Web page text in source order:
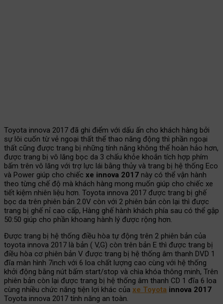
Toyota innova 2017 đã ghi điểm với dấu ấn cho khách hàng bởi
sự lôi cuốn từ vẻ ngoại thất thể thao năng động thì phần ngoại
thất cũng được trang bị những tính năng không thể hoàn hảo hơn,
được trang bị vô lăng bọc da 3 chấu khỏe khoắn tích hợp phím
bấm trên vô lăng với trợ lực lái bằng thủy và trang bị hệ thống Eco
và Power giúp cho chiếc xe innova 2017 này có thể vận hành
theo từng chế độ mà khách hàng mong muốn giúp cho chiếc xe
tiết kiệm nhiên liệu hơn. Toyota innova 2017 được trang bị ghế
bọc da trên phiên bản 2.0V còn với 2 phiên bản còn lại thì được
trang bị ghế nỉ cao cấp, Hàng ghế hành khách phía sau có thể gập
50:50 giúp cho phần khoang hành lý được rộng hơn.
Được trang bị hệ thống điều hòa tự động trên 2 phiên bản của
toyota innova 2017 là bản ( V,G) còn trên bản E thì được trang bị
điều hòa cơ phiên bản V được trang bị hệ thống âm thanh DVD 1
đĩa màn hình 7inch với 6 loa chất lượng cao cùng với hệ thống
khởi động bằng nút bấm start/stop và chìa khóa thông minh, Trên
phiên bản còn lại được trang bị hệ thống âm thanh CD 1 đĩa 6 loa
cùng nhiều chức năng tiện lợi khác của xe Toyota innova 2017
Toyota innova 2017 tính năng an toàn.